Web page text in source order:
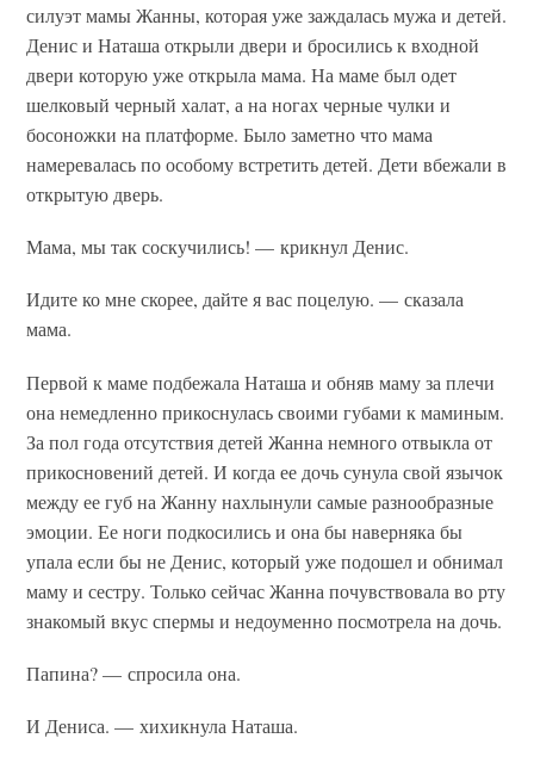
силуэт мамы Жанны, которая уже заждалась мужа и детей.
Денис и Наташа открыли двери и бросились к входной
двери которую уже открыла мама. На маме был одет
шелковый черный халат, а на ногах черные чулки и
босоножки на платформе. Было заметно что мама
намеревалась по особому встретить детей. Дети вбежали в
открытую дверь.
Мама, мы так соскучились! — крикнул Денис.
Идите ко мне скорее, дайте я вас поцелую. — сказала
мама.
Первой к маме подбежала Наташа и обняв маму за плечи
она немедленно прикоснулась своими губами к маминым.
За пол года отсутствия детей Жанна немного отвыкла от
прикосновений детей. И когда ее дочь сунула свой язычок
между ее губ на Жанну нахлынули самые разнообразные
эмоции. Ее ноги подкосились и она бы наверняка бы
упала если бы не Денис, который уже подошел и обнимал
маму и сестру. Только сейчас Жанна почувствовала во рту
знакомый вкус спермы и недоуменно посмотрела на дочь.
Папина? — спросила она.
И Дениса. — хихикнула Наташа.